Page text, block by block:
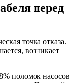
перед
точка отказа.
возникает
поломок насосов